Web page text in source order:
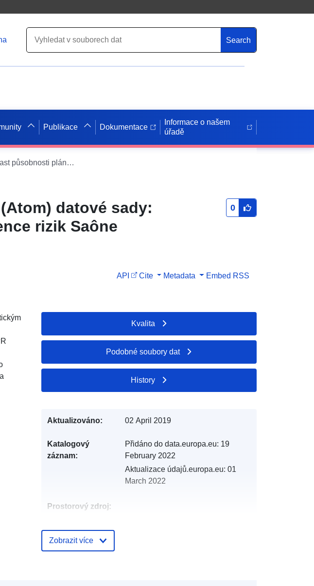
Search
Publikace Dokumentace
Informace o našem
úřadě
Jednoduchá služba stahování (Atom) datové sady: Oblast působnosti plánu prevence rizik Saône Povodeň – sektor 1
datové sady:
rizik Saône
0
API Cite Metadata Embed RSS
Kvalita
Podobné soubory dat
History
Aktualizováno: 02 April 2019
Katalogový
záznam:
Přidáno do data.europa.eu: 19
February 2022
Aktualizace údajů.europa.eu: 01
March 2022
Prostorový zdroj:
Identifikátory:
Zobrazit více